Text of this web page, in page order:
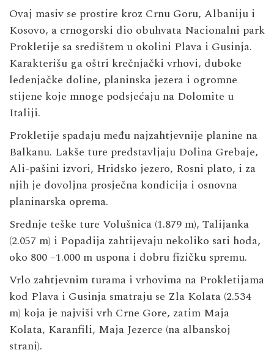
Ovaj masiv se prostire kroz Crnu Goru, Albaniju i
Kosovo, a crnogorski dio obuhvata Nacionalni park
Prokletije sa središtem u okolini Plava i Gusinja.
Karakterišu ga oštri krečnjački vrhovi, duboke
ledenjačke doline, planinska jezera i ogromne
stijene koje mnoge podsjećaju na Dolomite u
Italiji.
Prokletije spadaju među najzahtjevnije planine na
Balkanu. Lakše ture predstavljaju Dolina Grebaje,
Ali-pašini izvori, Hridsko jezero, Rosni plato, i za
njih je dovoljna prosječna kondicija i osnovna
planinarska oprema.
Srednje teške ture Volušnica (1.879 m), Talijanka
(2.057 m) i Popadija zahtijevaju nekoliko sati hoda,
oko 800 –1.000 m uspona i dobru fizičku spremu.
Vrlo zahtjevnim turama i vrhovima na Prokletijama
kod Plava i Gusinja smatraju se Zla Kolata (2.534
m) koja je najviši vrh Crne Gore, zatim Maja
Kolata, Karanfili, Maja Jezerce (na albanskoj
strani).